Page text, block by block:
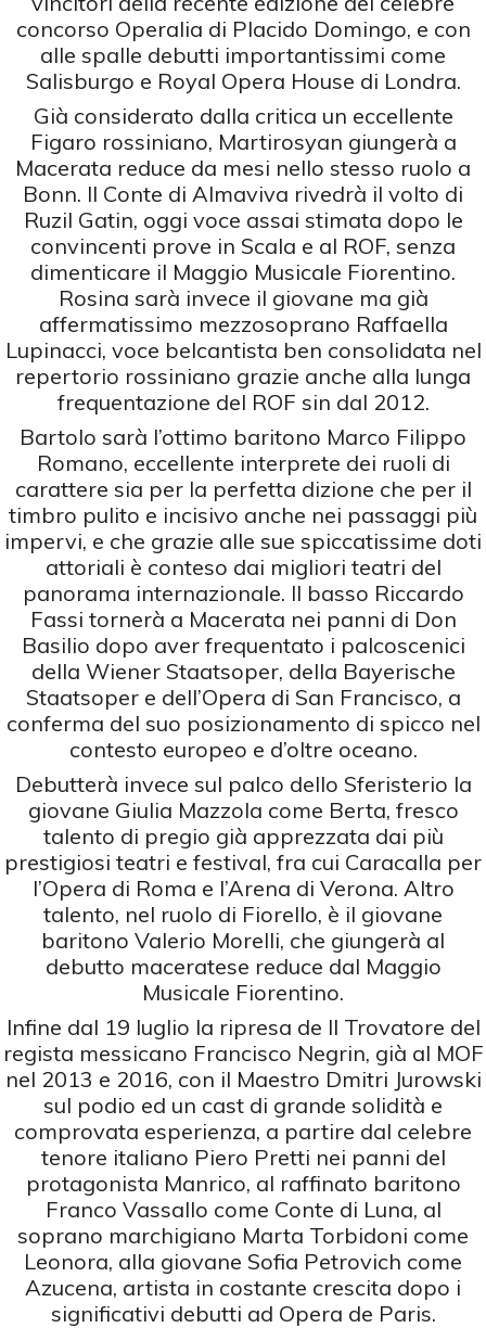
concorso Operalia di Placido Domingo, e con
alle spalle debutti importantissimi come
Salisburgo e Royal Opera House di Londra.
Già considerato dalla critica un eccellente
Figaro rossiniano, Martirosyan giungerà a
Macerata reduce da mesi nello stesso ruolo a
Bonn. Il Conte di Almaviva rivedrà il volto di
Ruzil Gatin, oggi voce assai stimata dopo le
convincenti prove in Scala e al ROF, senza
dimenticare il Maggio Musicale Fiorentino.
Rosina sarà invece il giovane ma già
affermatissimo mezzosoprano Raffaella
Lupinacci, voce belcantista ben consolidata nel
repertorio rossiniano grazie anche alla lunga
frequentazione del ROF sin dal 2012.
Bartolo sarà l’ottimo baritono Marco Filippo
Romano, eccellente interprete dei ruoli di
carattere sia per la perfetta dizione che per il
timbro pulito e incisivo anche nei passaggi più
impervi, e che grazie alle sue spiccatissime doti
attoriali è conteso dai migliori teatri del
panorama internazionale. Il basso Riccardo
Fassi tornerà a Macerata nei panni di Don
Basilio dopo aver frequentato i palcoscenici
della Wiener Staatsoper, della Bayerische
Staatsoper e dell’Opera di San Francisco, a
conferma del suo posizionamento di spicco nel
contesto europeo e d’oltre oceano.
Debutterà invece sul palco dello Sferisterio la
giovane Giulia Mazzola come Berta, fresco
talento di pregio già apprezzata dai più
prestigiosi teatri e festival, fra cui Caracalla per
l’Opera di Roma e l’Arena di Verona. Altro
talento, nel ruolo di Fiorello, è il giovane
baritono Valerio Morelli, che giungerà al
debutto maceratese reduce dal Maggio
Musicale Fiorentino.
Infine dal 19 luglio la ripresa de Il Trovatore del
regista messicano Francisco Negrin, già al MOF
nel 2013 e 2016, con il Maestro Dmitri Jurowski
sul podio ed un cast di grande solidità e
comprovata esperienza, a partire dal celebre
tenore italiano Piero Pretti nei panni del
protagonista Manrico, al raffinato baritono
Franco Vassallo come Conte di Luna, al
soprano marchigiano Marta Torbidoni come
Leonora, alla giovane Sofia Petrovich come
Azucena, artista in costante crescita dopo i
significativi debutti ad Opera de Paris.